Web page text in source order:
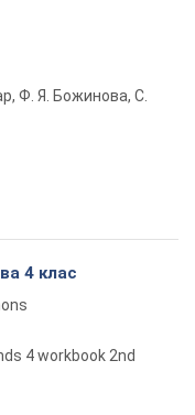
Ф. Я. Божинова, С.
4 клас
4 workbook 2nd